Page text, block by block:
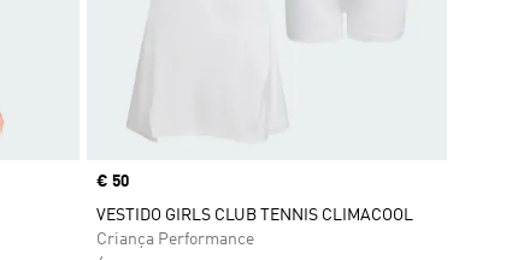
Price
€ 50
VESTIDO GIRLS CLUB TENNIS CLIMACOOL
Criança Performance